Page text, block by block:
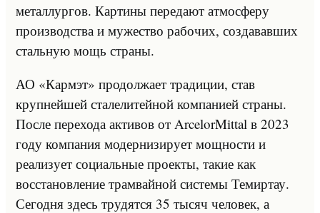
металлургов. Картины передают атмосферу
производства и мужество рабочих, создававших
стальную мощь страны.
АО «Кармэт» продолжает традиции, став
крупнейшей сталелитейной компанией страны.
После перехода активов от ArcelorMittal в 2023
году компания модернизирует мощности и
реализует социальные проекты, такие как
восстановление трамвайной системы Темиртау.
Сегодня здесь трудятся 35 тысяч человек, а